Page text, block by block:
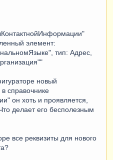
элемент:
тип: Адрес,
новый
справочнике
он хоть и проявляется,
делает его бесполезным
все реквизиты для нового